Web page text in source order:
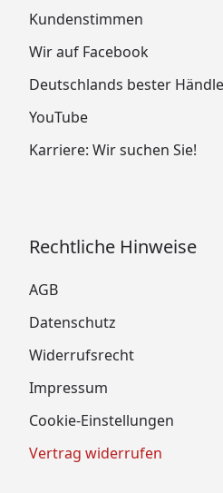
Kundenstimmen
Wir auf Facebook
Deutschlands bester
YouTube
Karriere: Wir suchen Sie!
Rechtliche Hinweise
AGB
Datenschutz
Widerrufsrecht
Impressum
Cookie-Einstellungen
Vertrag widerrufen